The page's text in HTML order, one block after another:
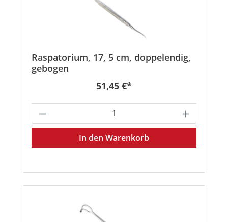
Raspatorium, 17, 5 cm, doppelendig,
gebogen
Regulärer Preis:
51,45 €*
Produkt Anzahl: Gib den
In den Warenkorb